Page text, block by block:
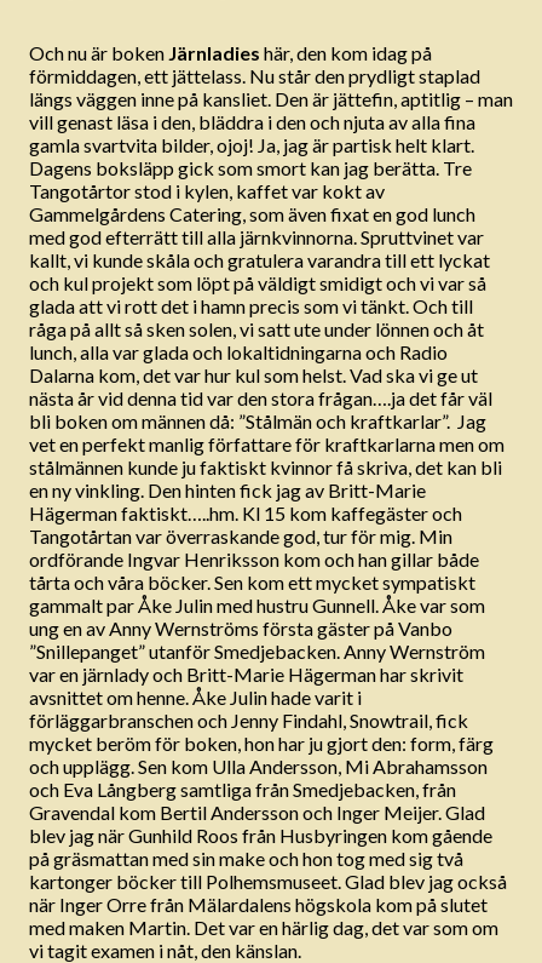
Och nu är boken Järnladies här, den kom idag på
förmiddagen, ett jättelass. Nu står den prydligt staplad
längs väggen inne på kansliet. Den är jättefin, aptitlig – man
vill genast läsa i den, bläddra i den och njuta av alla fina
gamla svartvita bilder, ojoj! Ja, jag är partisk helt klart.
Dagens boksläpp gick som smort kan jag berätta. Tre
Tangotårtor stod i kylen, kaffet var kokt av
Gammelgårdens Catering, som även fixat en god lunch
med god efterrätt till alla järnkvinnorna. Spruttvinet var
kallt, vi kunde skåla och gratulera varandra till ett lyckat
och kul projekt som löpt på väldigt smidigt och vi var så
glada att vi rott det i hamn precis som vi tänkt. Och till
råga på allt så sken solen, vi satt ute under lönnen och åt
lunch, alla var glada och lokaltidningarna och Radio
Dalarna kom, det var hur kul som helst. Vad ska vi ge ut
nästa år vid denna tid var den stora frågan….ja det får väl
bli boken om männen då: ”Stålmän och kraftkarlar”. Jag
vet en perfekt manlig författare för kraftkarlarna men om
stålmännen kunde ju faktiskt kvinnor få skriva, det kan bli
en ny vinkling. Den hinten fick jag av Britt-Marie
Hägerman faktiskt…..hm. Kl 15 kom kaffegäster och
Tangotårtan var överraskande god, tur för mig. Min
ordförande Ingvar Henriksson kom och han gillar både
tårta och våra böcker. Sen kom ett mycket sympatiskt
gammalt par Åke Julin med hustru Gunnell. Åke var som
ung en av Anny Wernströms första gäster på Vanbo
”Snillepanget” utanför Smedjebacken. Anny Wernström
var en järnlady och Britt-Marie Hägerman har skrivit
avsnittet om henne. Åke Julin hade varit i
förläggarbranschen och Jenny Findahl, Snowtrail, fick
mycket beröm för boken, hon har ju gjort den: form, färg
och upplägg. Sen kom Ulla Andersson, Mi Abrahamsson
och Eva Långberg samtliga från Smedjebacken, från
Gravendal kom Bertil Andersson och Inger Meijer. Glad
blev jag när Gunhild Roos från Husbyringen kom gående
på gräsmattan med sin make och hon tog med sig två
kartonger böcker till Polhemsmuseet. Glad blev jag också
när Inger Orre från Mälardalens högskola kom på slutet
med maken Martin. Det var en härlig dag, det var som om
vi tagit examen i nåt, den känslan.